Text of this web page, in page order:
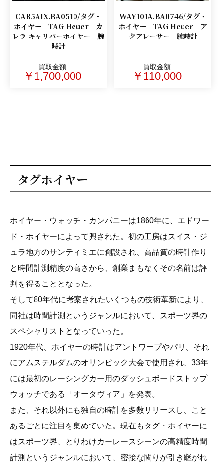
CAR5AIX.BA0510/タグ・
ホイヤー TAG Heuer カ
レラ キャリバーホイヤー 腕
時計
買取金額
￥1,700,000
WAY101A.BA0746/タグ・
ホイヤー TAG Heuer ア
クアレーサー 腕時計
買取金額
￥110,000
タグホイヤー
ホイヤー・ウォッチ・カンパニーは1860年に、エドワー
ド・ホイヤーによって興された。初の工房はスイス・ジ
ュラ地方のサンティミエに創設され、高品質の時計作り
と時間計測精度の高さから、創業まもなくその名前は評
判を得ることとなった。
そして80年代に考案されたいくつもの技術革新により、
同社は時間計測というジャンルにおいて、スポーツ界の
スペシャリストとなっていった。
1920年代、ホイヤーの時計はアントワープやパリ、それ
にアムステルダムのオリンピック大会で使用され、33年
には最初のレーシングカー用のダッシュボードストップ
ウォッチである「オータヴィア」を発表。
また、それ以外にも独自の時計を多数リリースし、こと
あるごとに注目を集めていた。現在もタグ・ホイヤーに
はスポーツ界、とりわけカーレースシーンの高精度時間
計測というジャンルにおいて、密接な関りが引き継がれ